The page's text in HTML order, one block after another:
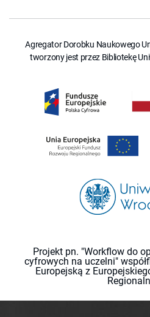
Agregator Dorobku Naukowego
tworzony jest przez Bibliotekę
Projekt pn. "Workflow do
cyfrowych na uczelni"
Europejską z